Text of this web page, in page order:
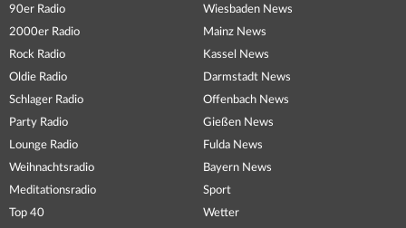
90er Radio
2000er Radio
Rock Radio
Oldie Radio
Schlager Radio
Party Radio
Lounge Radio
Weihnachtsradio
Meditationsradio
Top 40
Wiesbaden News
Mainz News
Kassel News
Darmstadt News
Offenbach News
Gießen News
Fulda News
Bayern News
Sport
Wetter